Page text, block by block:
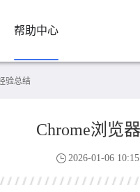
帮助中心
验总结
Chrome浏览
2026-01-06